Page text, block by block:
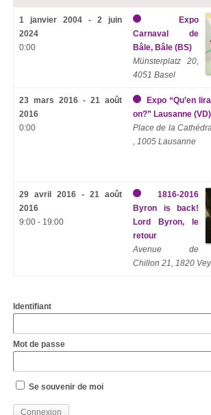
1 janvier 2004 - 2 juin
2024
0:00
Expo
Carnaval de
Bâle, Bâle (BS)
Münsterplatz 20,
4051 Basel
23 mars 2016 - 21 août
2016
0:00
Expo “Qu’en
on?” Lausanne (VD)
Place de la
, 1005 Lausanne
29 avril 2016 - 21 août
2016
9:00 - 19:00
1816-2016
Byron is back!
Lord Byron, le
retour
Avenue de
Chillon 21, 1820
Identifiant
Mot de passe
Se souvenir de moi